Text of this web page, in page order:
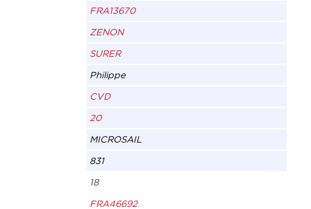
FRA13670
ZENON
SURER
Philippe
CVD
20
MICROSAIL
831
18
FRA46692